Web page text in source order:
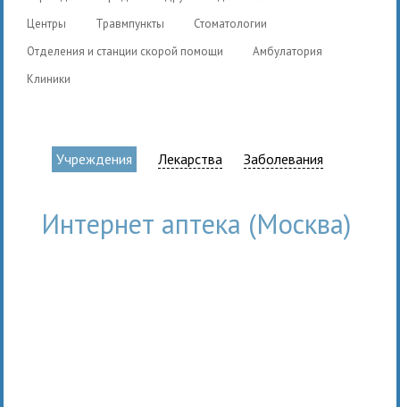
Центры
Травмпункты
Стоматологии
Отделения и станции скорой помощи
Амбулатория
Клиники
Учреждения Лекарства Заболевания
Интернет аптека (Москва)